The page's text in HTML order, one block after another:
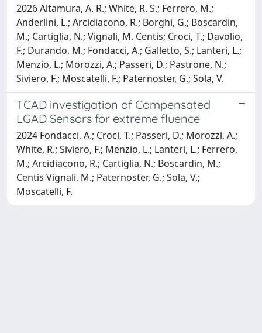
2026 Altamura, A. R.; White, R. S.; Ferrero, M.;
Anderlini, L.; Arcidiacono, R.; Borghi, G.; Boscardin,
M.; Cartiglia, N.; Vignali, M. Centis; Croci, T.; Davolio,
F.; Durando, M.; Fondacci, A.; Galletto, S.; Lanteri, L.;
Menzio, L.; Morozzi, A.; Passeri, D.; Pastrone, N.;
Siviero, F.; Moscatelli, F.; Paternoster, G.; Sola, V.
TCAD investigation of Compensated
LGAD Sensors for extreme fluence
2024 Fondacci, A.; Croci, T.; Passeri, D.; Morozzi, A.;
White, R.; Siviero, F.; Menzio, L.; Lanteri, L.; Ferrero,
M.; Arcidiacono, R.; Cartiglia, N.; Boscardin, M.;
Centis Vignali, M.; Paternoster, G.; Sola, V.;
Moscatelli, F.